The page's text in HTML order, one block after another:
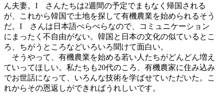
ん夫妻。I さんたちは2週間の予定でまもなく帰国される
が、これから韓国で土地を探して有機農業を始められるそう
だ。I さんは日本語ぺらぺらなので、コミュニケーション
にまったく不自由がない。韓国と日本の文化の似ているとこ
ろ、ちがうところなどいろいろ聞けて面白い。
そうやって、有機農業を始める若い人たちがどんどん増え
ていってほしい。私たちも20代のころ、有機農家に住み込み
でお世話になって、いろんな技術を学ばせていただいた。こ
れからその恩返しができればうれしいです。